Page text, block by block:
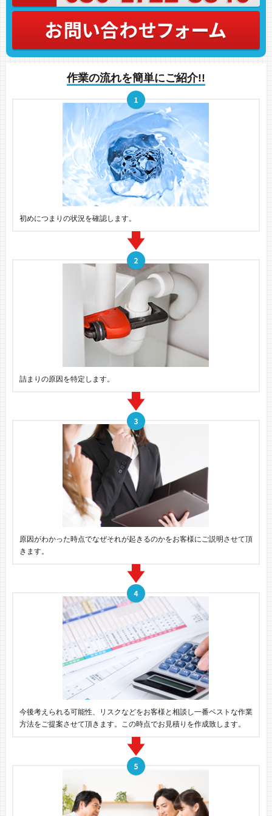
作業の流れを簡単にご紹介!!
初めにつまりの状況を確認します。
詰まりの原因を特定します。
原因がわかった時点でなぜそれが起きるのかをお客様にご説明させて頂
きます。
今後考えられる可能性、リスクなどをお客様と相談し一番ベストな作業
方法をご提案させて頂きます。この時点でお見積りを作成致します。